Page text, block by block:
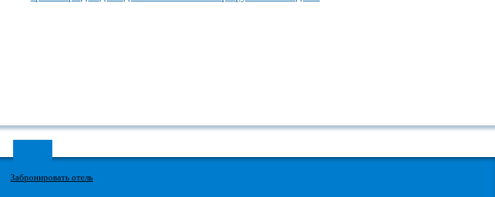
Забронировать отель